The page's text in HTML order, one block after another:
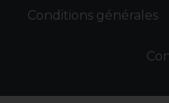
Conditions générales